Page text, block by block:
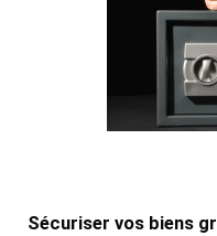
Sécuriser vos biens